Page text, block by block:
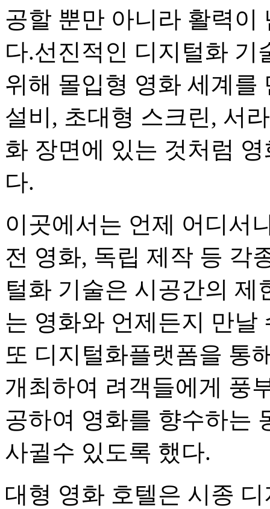
공할 뿐만 아니라 활력이
다.선진적인 디지털화
위해 몰입형 영화 세계를
설비, 초대형 스크린, 서
화 장면에 있는 것처럼
다.
이곳에서는 언제 어디서
전 영화, 독립 제작 등 각
털화 기술은 시공간의
는 영화와 언제든지 만날
또 디지털화플랫폼을 통
개최하여 려객들에게 풍
공하여 영화를 향수하는
사귈수 있도록 했다.
대형 영화 호텔은 시종